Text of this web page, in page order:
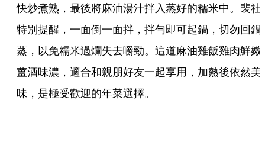
快炒煮熟，最後將麻油湯汁拌入蒸好的糯米中。裴社
特別提醒，一面倒一面拌，拌勻即可起鍋，切勿回鍋
蒸，以免糯米過爛失去嚼勁。這道麻油雞飯雞肉鮮嫩
薑酒味濃，適合和親朋好友一起享用，加熱後依然美
味，是極受歡迎的年菜選擇。